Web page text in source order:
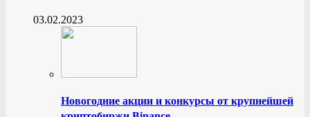
03.02.2023
Новогодние акции и конкурсы от крупнейшей